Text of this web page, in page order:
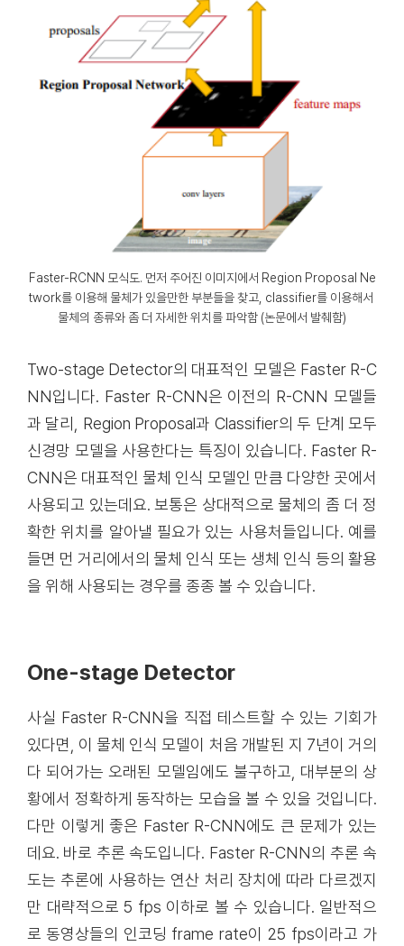
Faster-RCNN 모식도. 먼저 주어진 이미지에서 Region Proposal Ne
twork를 이용해 물체가 있을만한 부분들을 찾고, classifier를 이용해서
물체의 종류와 좀 더 자세한 위치를 파악함 (논문에서 발췌함)
Two-stage Detector의 대표적인 모델은 Faster R-C
NN입니다. Faster R-CNN은 이전의 R-CNN 모델들
과 달리, Region Proposal과 Classifier의 두 단계 모두
신경망 모델을 사용한다는 특징이 있습니다. Faster R-
CNN은 대표적인 물체 인식 모델인 만큼 다양한 곳에서
사용되고 있는데요. 보통은 상대적으로 물체의 좀 더 정
확한 위치를 알아낼 필요가 있는 사용처들입니다. 예를
들면 먼 거리에서의 물체 인식 또는 생체 인식 등의 활용
을 위해 사용되는 경우를 종종 볼 수 있습니다.
One-stage Detector
사실 Faster R-CNN을 직접 테스트할 수 있는 기회가
있다면, 이 물체 인식 모델이 처음 개발된 지 7년이 거의
다 되어가는 오래된 모델임에도 불구하고, 대부분의 상
황에서 정확하게 동작하는 모습을 볼 수 있을 것입니다.
다만 이렇게 좋은 Faster R-CNN에도 큰 문제가 있는
데요. 바로 추론 속도입니다. Faster R-CNN의 추론 속
도는 추론에 사용하는 연산 처리 장치에 따라 다르겠지
만 대략적으로 5 fps 이하로 볼 수 있습니다. 일반적으
로 동영상들의 인코딩 frame rate이 25 fps이라고 가